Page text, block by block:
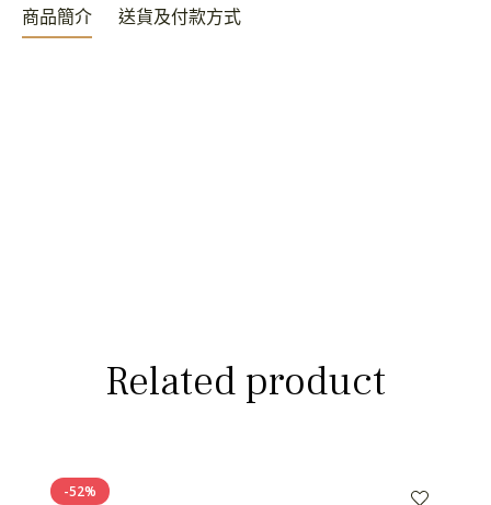
商品簡介 送貨及付款方式
Related product
-52%